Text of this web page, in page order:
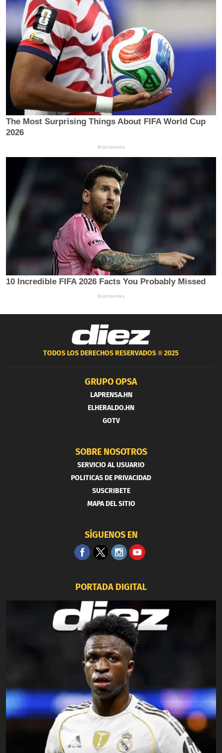
TODOS LOS DERECHOS RESERVADOS ®2025
GRUPO OPSA
LAPRENSA.HN
ELHERALDO.HN
GOTV
SOBRE NOSOTROS
SERVICIO AL USUARIO
POLITICAS DE PRIVACIDAD
SUSCRIBETE
MAPA DEL SITIO
SÍGUENOS EN
PORTADA DIGITAL